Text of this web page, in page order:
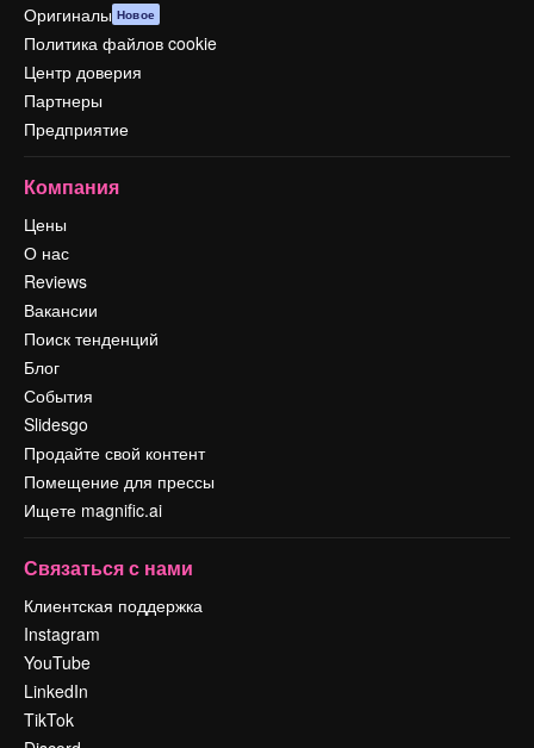
Оригиналы Новое
Политика файлов cookie
Центр доверия
Партнеры
Предприятие
Компания
Цены
О нас
Reviews
Вакансии
Поиск тенденций
Блог
События
Slidesgo
Продайте свой контент
Помещение для прессы
Ищете magnific.ai
Связаться с нами
Клиентская поддержка
Instagram
YouTube
LinkedIn
TikTok